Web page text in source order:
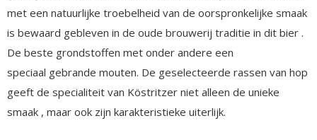
met een natuurlijke troebelheid van de oorspronkelijke smaak
is bewaard gebleven in de oude brouwerij traditie in dit bier .
De beste grondstoffen met onder andere een
speciaal gebrande mouten. De geselecteerde rassen van hop
geeft de specialiteit van Köstritzer niet alleen de unieke
smaak , maar ook zijn karakteristieke uiterlijk.